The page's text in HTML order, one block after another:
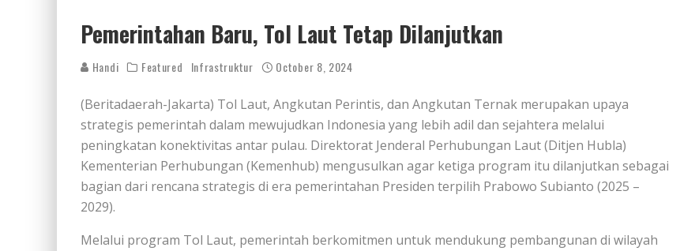
Pemerintahan Baru, Tol Laut Tetap Dilanjutkan
Handi Featured Infrastruktur October 8, 2024
(Beritadaerah-Jakarta) Tol Laut, Angkutan Perintis, dan Angkutan Ternak merupakan upaya
strategis pemerintah dalam mewujudkan Indonesia yang lebih adil dan sejahtera melalui
peningkatan konektivitas antar pulau. Direktorat Jenderal Perhubungan Laut (Ditjen Hubla)
Kementerian Perhubungan (Kemenhub) mengusulkan agar ketiga program itu dilanjutkan sebagai
bagian dari rencana strategis di era pemerintahan Presiden terpilih Prabowo Subianto (2025 –
2029).
Melalui program Tol Laut, pemerintah berkomitmen untuk mendukung pembangunan di wilayah